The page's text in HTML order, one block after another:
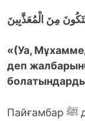
مِنَ الْمُعَذَّبِينَ
«(Уа,
деп
Пайғамбар ﷺ дұға, медет тілеудің жай-